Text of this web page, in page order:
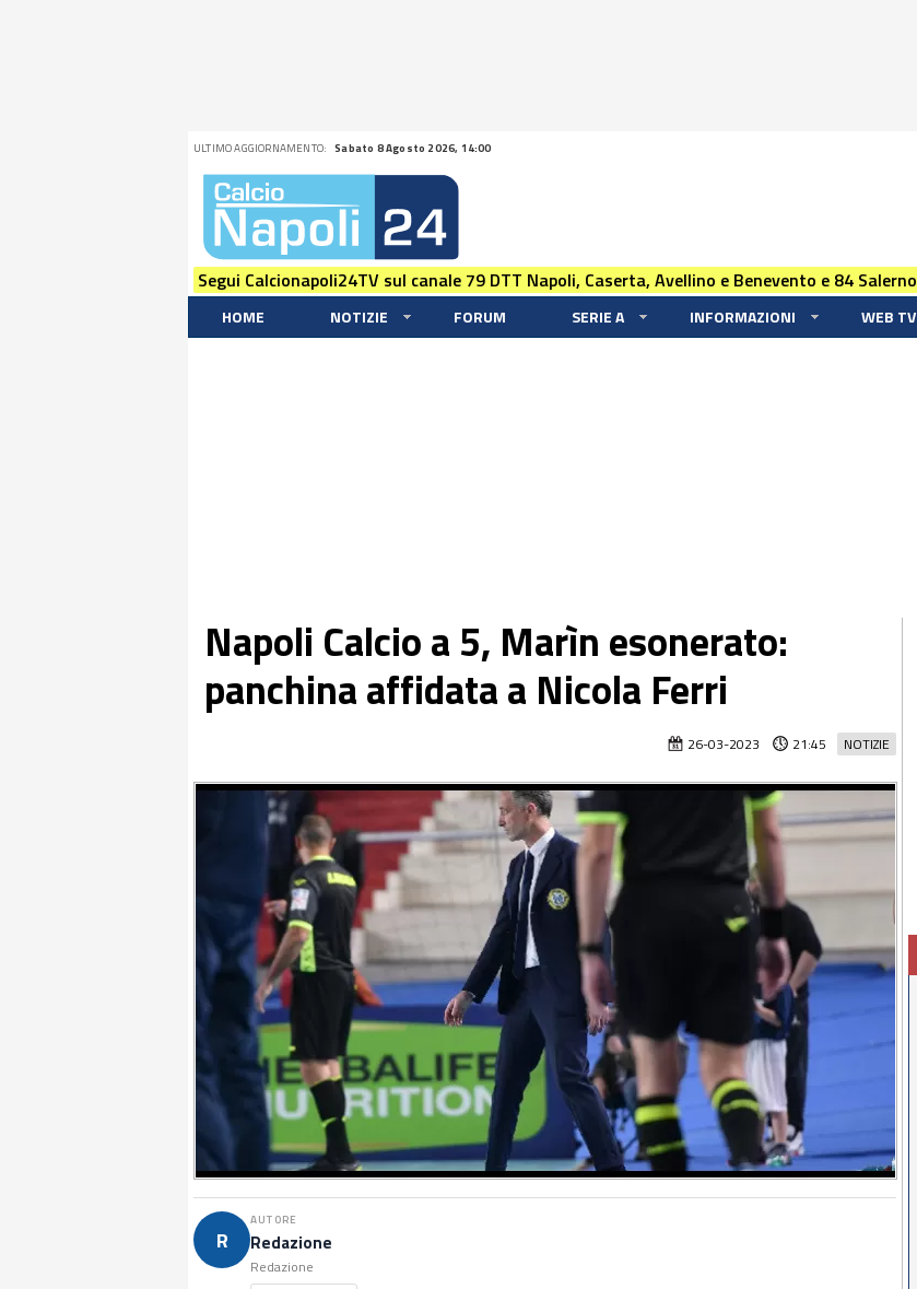
ULTIMO AGGIORNAMENTO: Sabato 8 Agosto 2026, 14:00
Segui Calcionapoli24TV sul canale 79 DTT Napoli, Caserta, Avellino e Benevento e 84 Salerno
HOME NOTIZIE FORUM SERIE A INFORMAZIONI WEB TV
Napoli Calcio a 5, Marìn esonerato:
panchina affidata a Nicola Ferri
NOTIZIE
26-03-2023 21:45
R
AUTORE
Redazione
Redazione